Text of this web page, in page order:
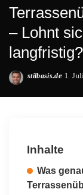
– Lohnt
langfristig?
Posted
stilbasis.de 1.
Inhalte
Was